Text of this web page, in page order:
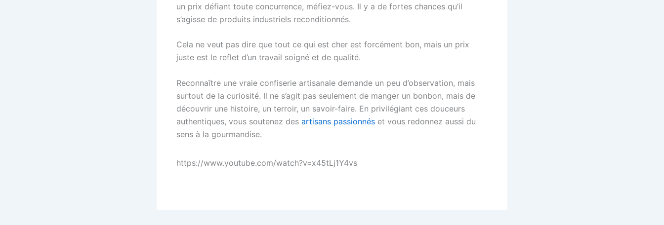
un prix défiant toute concurrence, méfiez-vous. Il y a de fortes chances qu’il
s’agisse de produits industriels reconditionnés.
Cela ne veut pas dire que tout ce qui est cher est forcément bon, mais un prix
juste est le reflet d’un travail soigné et de qualité.
Reconnaître une vraie confiserie artisanale demande un peu d’observation, mais
surtout de la curiosité. Il ne s’agit pas seulement de manger un bonbon, mais de
découvrir une histoire, un terroir, un savoir-faire. En privilégiant ces douceurs
authentiques, vous soutenez des artisans passionnés et vous redonnez aussi du
sens à la gourmandise.
https://www.youtube.com/watch?v=x45tLj1Y4vs